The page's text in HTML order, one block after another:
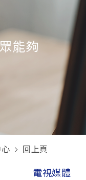
能夠
回上頁
電視媒體